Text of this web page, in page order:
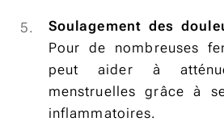
Soulagement des
Pour de nombreuses
peut aider à
menstruelles grâce à
inflammatoires.